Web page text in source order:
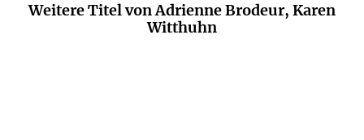
Weitere Titel von Adrienne Brodeur, Karen
Witthuhn